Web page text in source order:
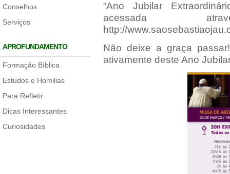
Conselhos
Serviços
APROFUNDAMENTO
Formação Bíblica
Estudos e Homilias
Para Refletir
Dicas Interessantes
Curiosidades
“Ano Jubilar
acessada
http://
Não deixe a graça
ativamente deste Ano